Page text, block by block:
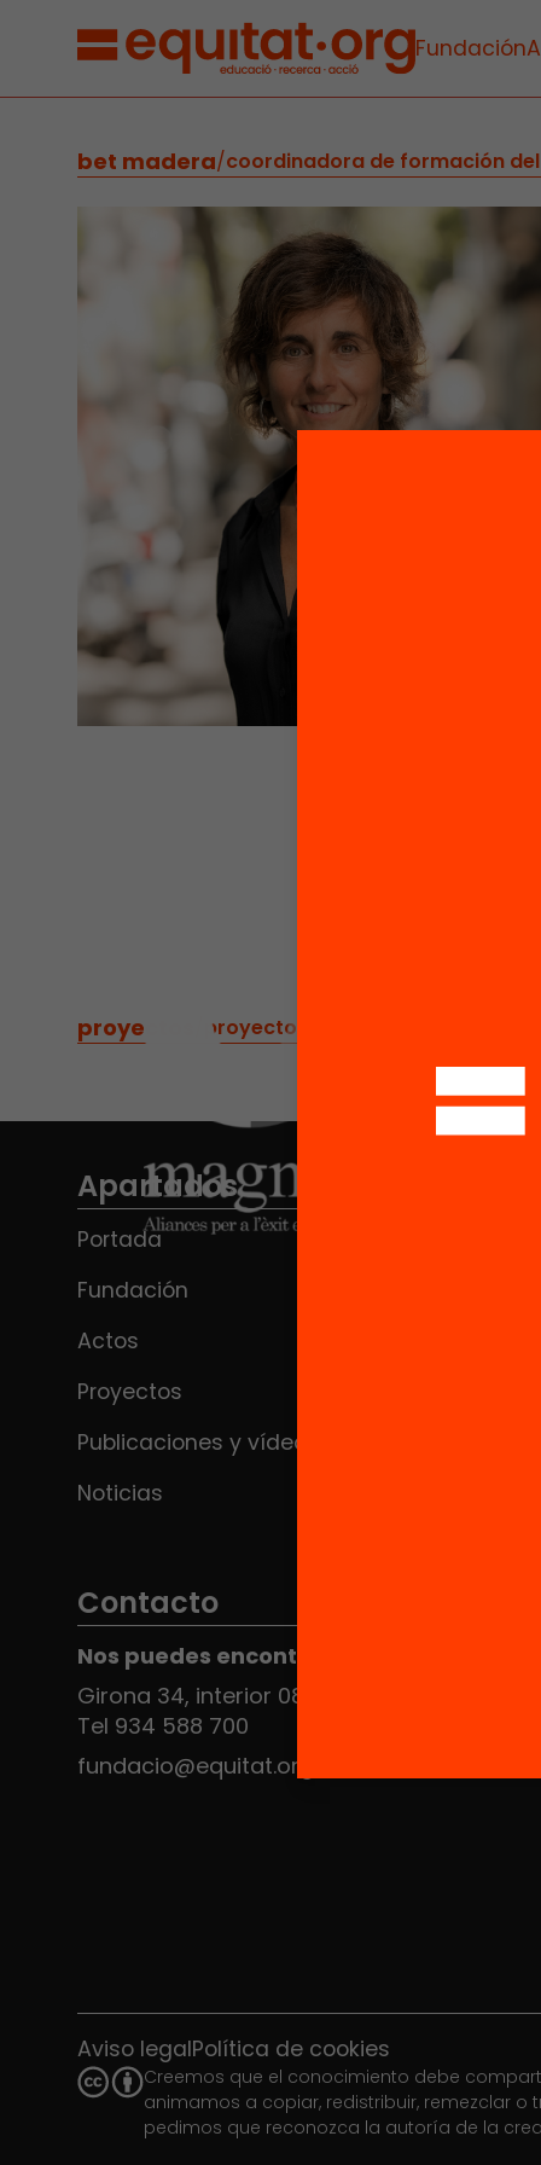
Fundación
bet madera/coordinadora de formación
proyectos proyectos relacionados
Apartados
Portada
Fundación
Actos
Proyectos
Publicaciones y vídeos
Noticias
Contacto
Nos puedes encontrar en el HUB Social
Girona 34, interior 08010 Barcelona
Tel 934 588 700
fundacio@equitat.org
Aviso legalPolítica de cookies
Creemos que el conocimiento debe
animamos a copiar, redistribuir, remezclar
pedimos que reconozca la autoría de la